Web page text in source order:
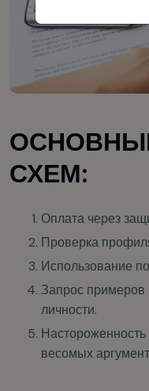
СХЕМ:
Оплата через
Проверка
Использование
Запрос
личности.
весомых